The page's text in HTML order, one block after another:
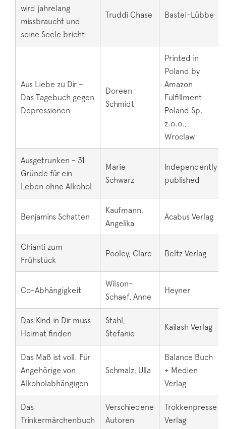
wird jahrelang
missbraucht und
seine Seele bricht
Truddi Chase Bastei-Lübbe
Aus Liebe zu Dir –
Das Tagebuch gegen
Depressionen
Doreen
Schmidt
Printed in
Poland by
Amazon
Fulfillment
Poland Sp.
z.o.o.,
Wroclaw
Ausgetrunken - 31
Gründe für ein
Leben ohne Alkohol
Marie
Schwarz
Independently
published
Benjamins Schatten
Kaufmann,
Angelika
Acabus Verlag
Chianti zum
Frühstück
Pooley, Clare Beltz Verlag
Co-Abhängigkeit
Wilson-
Schaef, Anne
Heyner
Das Kind in Dir muss
Heimat finden
Stahl,
Stefanie
Kailash Verlag
Das Maß ist voll. Für
Angehörige von
Alkoholabhängigen
Schmalz, Ulla
Balance Buch
+ Medien
Verlag
Das
Trinkermärchenbuch
Verschiedene
Autoren
Trokkenpresse
Verlag